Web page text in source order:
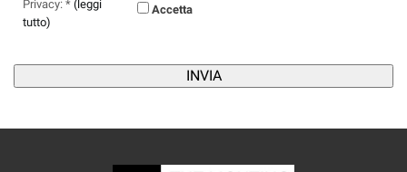
Privacy: * (leggi
tutto)
Accetta